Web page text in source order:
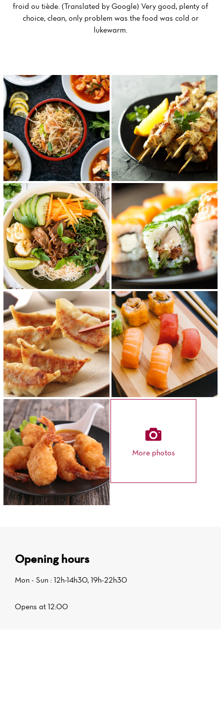
froid ou tiède. (Translated by Google) Very good, plenty of
choice, clean, only problem was the food was cold or
lukewarm.
More photos
Opening hours
Mon - Sun : 12h-14h30, 19h-22h30
Opens at 12:00
Menu
Reviews